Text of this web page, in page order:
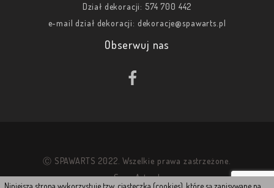
Dział dekoracji: 574 700 442
e-mail dział dekoracji: dekoracje@spawarts.pl
Obserwuj nas
Ⓒ SPAWARTS 2022. Wszelkie prawa zastrzeżone.
SpawArts.pl
Niniejsza strona wykorzystuje tzw. ciasteczka (cookies), które są zapisywane na